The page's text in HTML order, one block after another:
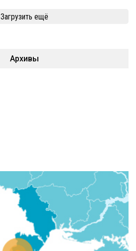
Загрузить ещё
Архивы